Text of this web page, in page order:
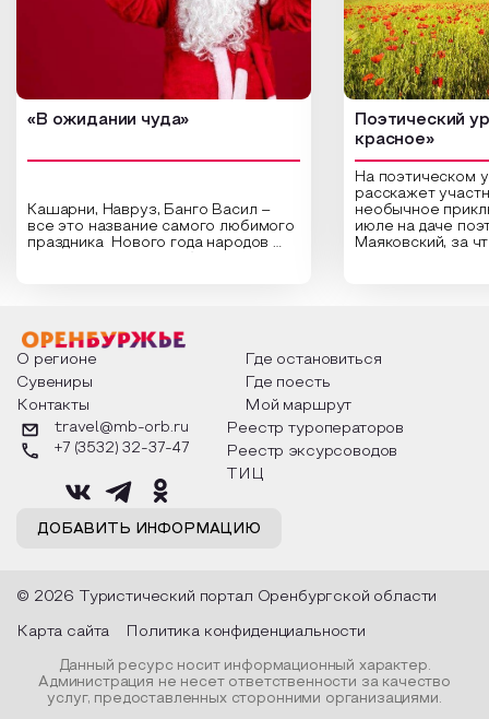
«В ожидании чуда»
Кашарни, Навруз, Банго Васил –
все это название самого любимого
праздника Нового года народов
о том, как встречают новый год в
разных уголках страны, какие
обряды совершают на удачу и
благополучие, в чем схожи и
различаются традиции. Кто такой
Дед Мороз и откуда он пришел, как
его называют в разных уголках
страны и как появились елочные
Поэтический
красное»
На поэтическом
расскажет
необычное
июле на даче
Маяковский, за
Твардовского и
каждой строчке
восхищение
яркому времени
О регионе
Где остановиться
Сувениры
Где поесть
Контакты
Мой маршрут
ДОБАВИТЬ ИНФОРМАЦИЮ
travel@mb-orb.ru
+7 (3532) 32-37-47
Реестр туроператоров
Реестр эксурсоводов
ТИЦ
© 2026 Туристический портал Оренбургской области
Карта сайта Политика конфиденциальности
Данный ресурс носит информационный характер.
Администрация не несет ответственности за качество
услуг, предоставленных сторонними организациями.